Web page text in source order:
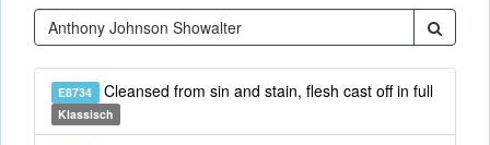
E8734 Cleansed from sin and stain, flesh cast off in full
Klassisch